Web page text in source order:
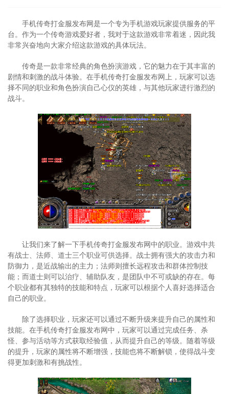
手机传奇打金服发布网是一个专为手机游戏玩家提供服务的平
台。作为一个传奇游戏爱好者，我对于这款游戏非常着迷，因此我
非常兴奋地向大家介绍这款游戏的具体玩法。
传奇是一款非常经典的角色扮演游戏，它的魅力在于其丰富的
剧情和刺激的战斗体验。在手机传奇打金服发布网上，玩家可以选
择不同的职业和角色扮演自己心仪的英雄，与其他玩家进行激烈的
战斗。
让我们来了解一下手机传奇打金服发布网中的职业。游戏中共
有战士、法师、道士三个职业可供选择。战士拥有强大的攻击力和
防御力，是近战输出的主力；法师则擅长远程攻击和群体控制技
能；而道士则可以治疗、辅助队友，是团队中不可或缺的存在。每
个职业都有其独特的技能和特点，玩家可以根据个人喜好选择适合
自己的职业。
除了选择职业，玩家还可以通过不断升级来提升自己的属性和
技能。在手机传奇打金服发布网中，玩家可以通过完成任务、杀
怪、参与活动等方式获取经验值，从而提升自己的等级。随着等级
的提升，玩家的属性将不断增强，技能也将不断解锁，使得战斗变
得更加刺激和有挑战性。